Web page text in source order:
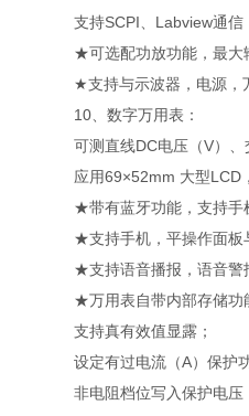
支持SCPI、Labview通信
★可选配功放功能，最大
★支持与示波器，电源，
10、数字万用表：
可测直线DC电压（V）
应用69×52mm 大型LCD
★带有蓝牙功能，支持手
★支持手机，平操作面板
★支持语音播报，语音警
★万用表自带内部存储功
支持真有效值显露；
设定有过电流（A）保护
非电阻档位写入保护电压